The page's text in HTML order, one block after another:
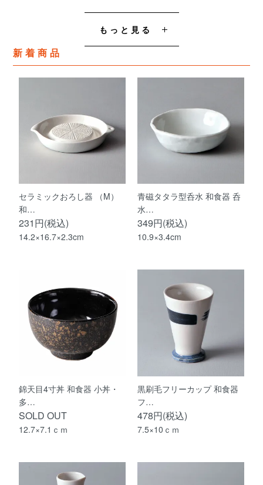
もっと見る
新着商品
セラミックおろし器 （M）
和…
231円(税込)
14.2×16.7×2.3cm
青磁タタラ型呑水 和食器 呑
水…
349円(税込)
10.9×3.4cm
錦天目4寸丼 和食器 小丼・
多…
SOLD OUT
12.7×7.1ｃｍ
黒刷毛フリーカップ 和食器
フ…
478円(税込)
7.5×10ｃｍ